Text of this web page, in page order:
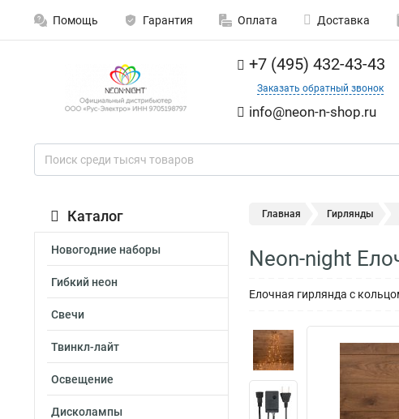
Помощь Гарантия Оплата Доставка
+7 (495) 432-43-43
Заказать обратный звонок
info@neon-n-shop.ru
Каталог
Новогодние наборы
Гибкий неон
Свечи
Твинкл-лайт
Освещение
Дисколампы
Главная Гирлянды
Neon-night
Елочная гирлянда с